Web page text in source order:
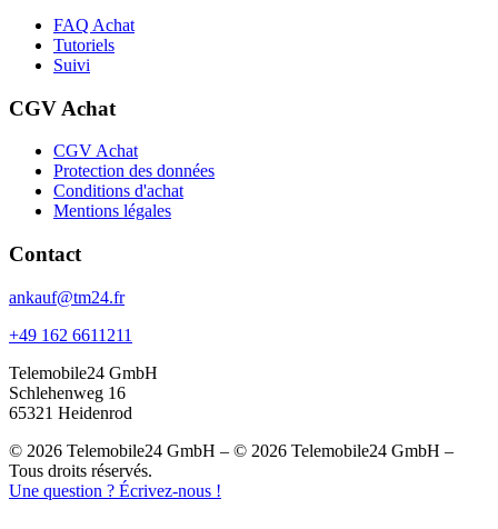
FAQ Achat
Tutoriels
Suivi
CGV Achat
CGV Achat
Protection des données
Conditions d'achat
Mentions légales
Contact
ankauf@tm24.fr
+49 162 6611211
Telemobile24 GmbH
Schlehenweg 16
65321 Heidenrod
© 2026 Telemobile24 GmbH – © 2026 Telemobile24 GmbH –
Tous droits réservés.
Une question ? Écrivez-nous !